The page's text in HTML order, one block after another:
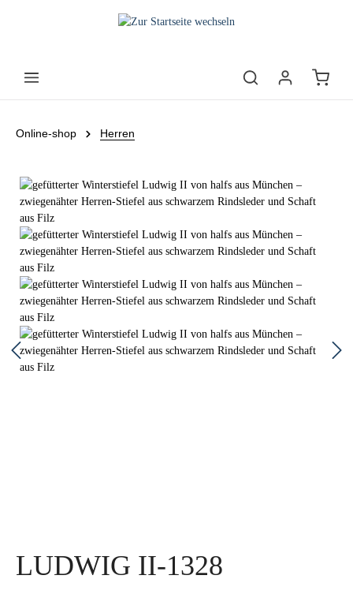
Online-shop Herren
LUDWIG II-1328